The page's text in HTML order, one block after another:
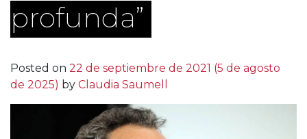
profunda”
Posted on 22 de septiembre de 2021 (5 de agosto
de 2025) by Claudia Saumell